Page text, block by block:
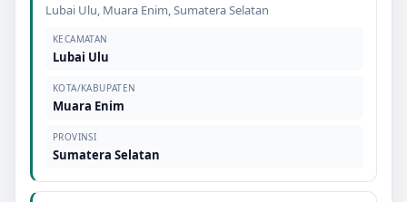
Lubai Ulu, Muara Enim,Sumatera Selatan
KECAMATAN
Lubai Ulu
KOTA/KABUPATEN
Muara Enim
PROVINSI
Sumatera Selatan